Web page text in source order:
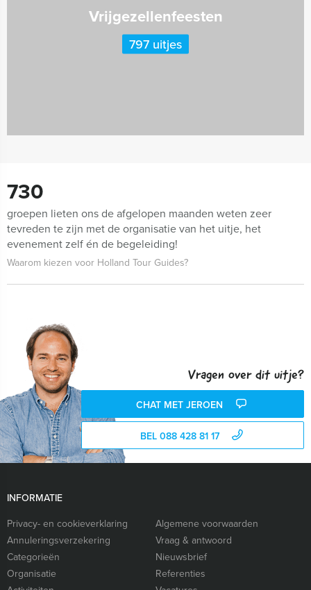
Vrijgezellenfeesten
797 uitjes
730
groepen lieten ons de afgelopen maanden weten zeer
tevreden te zijn met de organisatie van het uitje, het
evenement zelf én de begeleiding!
Waarom kiezen voor Holland Tour Guides?
Vragen over dit uitje?
CHAT MET JEROEN
BEL 088 428 81 17
INFORMATIE
Privacy- en cookieverklaring
Algemene voorwaarden
Annuleringsverzekering
Vraag & antwoord
Categorieën
Nieuwsbrief
Organisatie
Referenties